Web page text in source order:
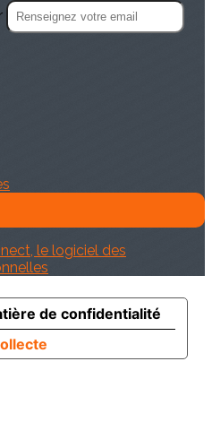
le logiciel des
de confidentialité